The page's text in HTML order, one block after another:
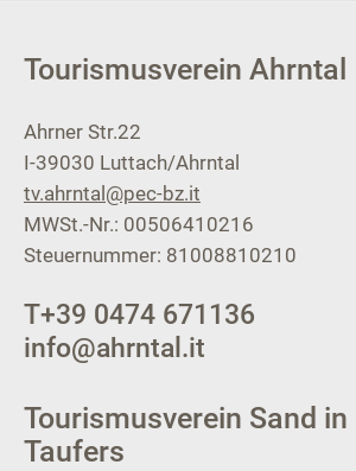
Tourismusverein Ahrntal
Ahrner Str.22
I-39030 Luttach/Ahrntal
tv.ahrntal@pec-bz.it
MWSt.-Nr.: 00506410216
Steuernummer: 81008810210
T+39 0474 671136
info@ahrntal.it
Tourismusverein Sand in
Taufers